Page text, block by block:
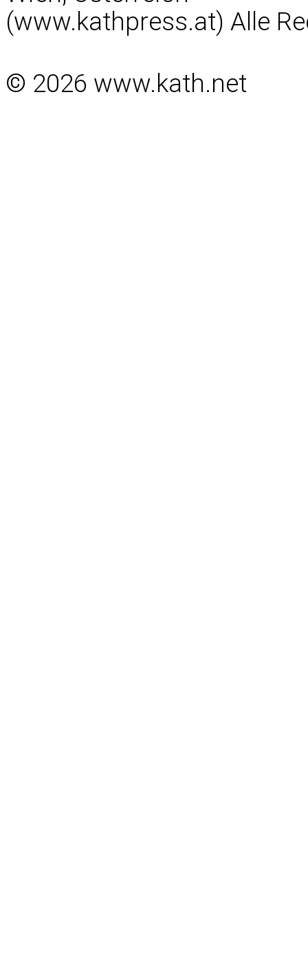
(www.kathpress.at) Alle
© 2026 www.kath.net